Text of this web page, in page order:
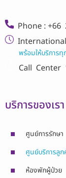
Phone : +66
พร้อมให้บริการทุ
Call Center
บริการของเรา
ศูนย์การรักษา
ศูนย์บริการลูก
ห้องพักผู้ป่วย